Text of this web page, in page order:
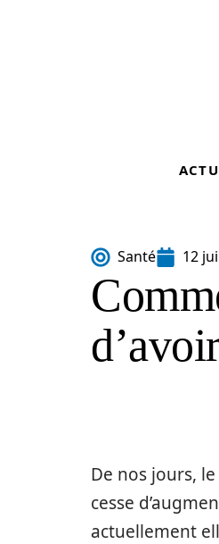
ACTU
Santé 12
De nos jours,
cesse
actuellement